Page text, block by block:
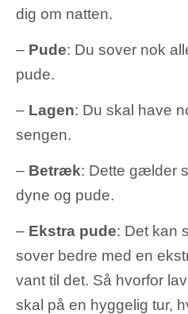
dig om natten.
– Pude: Du sover nok
pude.
– Lagen: Du skal have
sengen.
– Betræk: Dette gælder
dyne og pude.
– Ekstra pude: Det kan
sover bedre med en
vant til det. Så hvorfor
skal på en hyggelig tur,